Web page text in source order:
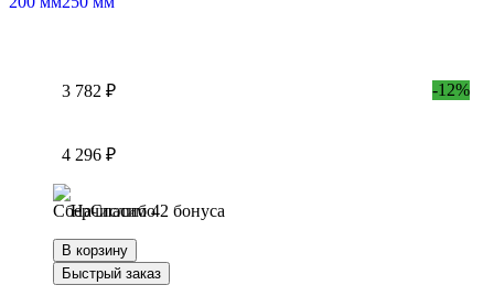
3 782 ₽ -12%
4 296 ₽
Начислим 42 бонуса
В корзину
Быстрый заказ